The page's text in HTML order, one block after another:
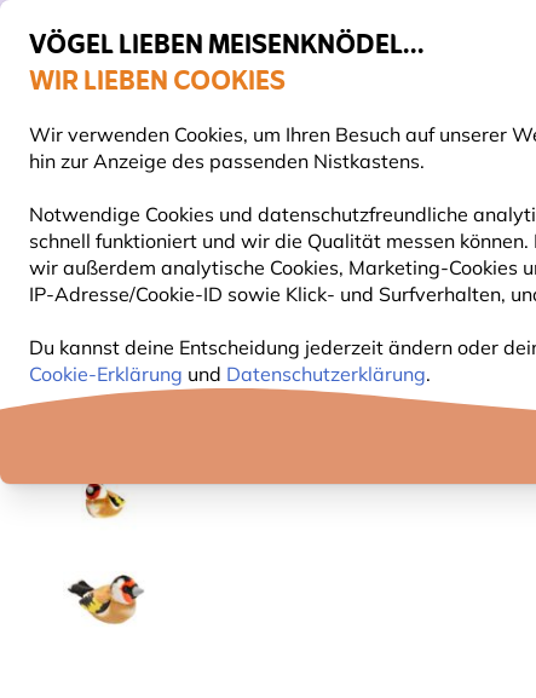
VÖGEL LIEBEN MEISENKNÖDEL...
WIR LIEBEN COOKIES
Wir verwenden Cookies, um Ihren Besuch auf unserer
hin zur Anzeige des passenden Nistkastens.
Notwendige Cookies und datenschutzfreundliche
schnell funktioniert und wir die Qualität messen
wir außerdem analytische Cookies, Marketing-Cookies
IP-Adresse/Cookie-ID sowie Klick- und Surfverhalten,
Du kannst deine Entscheidung jederzeit ändern oder
Cookie-Erklärung und Datenschutzerklärung.
Top-bewertet in 11 Ländern
Gratis Versand ab 65 €
VOGELFUTTER FUTTERHÄUSER NISTKÄSTEN
15% RABATT